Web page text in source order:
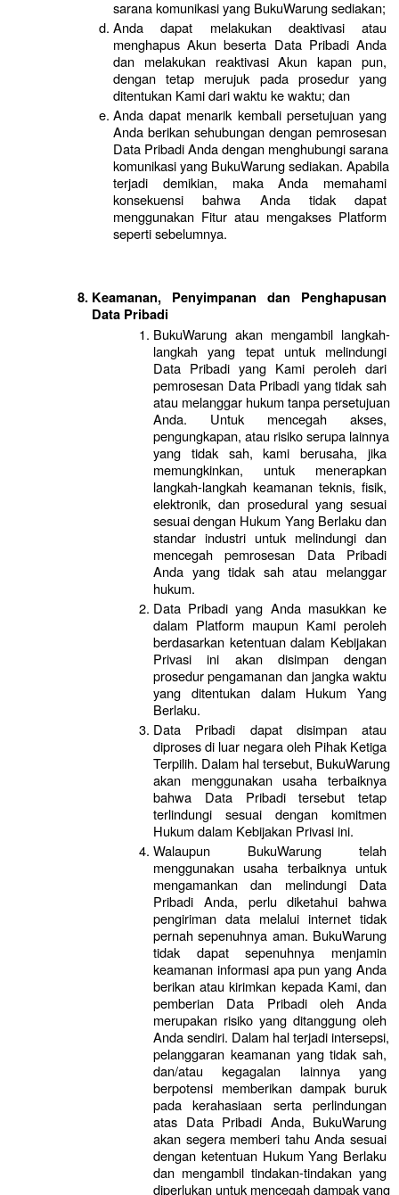
sarana komunikasi yang BukuWarung sediakan;
Anda dapat melakukan deaktivasi atau
menghapus Akun beserta Data Pribadi Anda
dan melakukan reaktivasi Akun kapan pun,
dengan tetap merujuk pada prosedur yang
ditentukan Kami dari waktu ke waktu; dan
Anda dapat menarik kembali persetujuan yang
Anda berikan sehubungan dengan pemrosesan
Data Pribadi Anda dengan menghubungi sarana
komunikasi yang BukuWarung sediakan. Apabila
terjadi demikian, maka Anda memahami
konsekuensi bahwa Anda tidak dapat
menggunakan Fitur atau mengakses Platform
seperti sebelumnya.
Keamanan, Penyimpanan dan Penghapusan
Data Pribadi
BukuWarung akan mengambil langkah-
langkah yang tepat untuk melindungi
Data Pribadi yang Kami peroleh dari
pemrosesan Data Pribadi yang tidak sah
atau melanggar hukum tanpa persetujuan
Anda. Untuk mencegah akses,
pengungkapan, atau risiko serupa lainnya
yang tidak sah, kami berusaha, jika
memungkinkan, untuk menerapkan
langkah-langkah keamanan teknis, fisik,
elektronik, dan prosedural yang sesuai
sesuai dengan Hukum Yang Berlaku dan
standar industri untuk melindungi dan
mencegah pemrosesan Data Pribadi
Anda yang tidak sah atau melanggar
hukum.
Data Pribadi yang Anda masukkan ke
dalam Platform maupun Kami peroleh
berdasarkan ketentuan dalam Kebijakan
Privasi ini akan disimpan dengan
prosedur pengamanan dan jangka waktu
yang ditentukan dalam Hukum Yang
Berlaku.
Data Pribadi dapat disimpan atau
diproses di luar negara oleh Pihak Ketiga
Terpilih. Dalam hal tersebut, BukuWarung
akan menggunakan usaha terbaiknya
bahwa Data Pribadi tersebut tetap
terlindungi sesuai dengan komitmen
Hukum dalam Kebijakan Privasi ini.
Walaupun BukuWarung telah
menggunakan usaha terbaiknya untuk
mengamankan dan melindungi Data
Pribadi Anda, perlu diketahui bahwa
pengiriman data melalui internet tidak
pernah sepenuhnya aman. BukuWarung
tidak dapat sepenuhnya menjamin
keamanan informasi apa pun yang Anda
berikan atau kirimkan kepada Kami, dan
pemberian Data Pribadi oleh Anda
merupakan risiko yang ditanggung oleh
Anda sendiri. Dalam hal terjadi intersepsi,
pelanggaran keamanan yang tidak sah,
dan/atau kegagalan lainnya yang
berpotensi memberikan dampak buruk
pada kerahasiaan serta perlindungan
atas Data Pribadi Anda, BukuWarung
akan segera memberi tahu Anda sesuai
dengan ketentuan Hukum Yang Berlaku
dan mengambil tindakan-tindakan yang
diperlukan untuk mencegah dampak yang